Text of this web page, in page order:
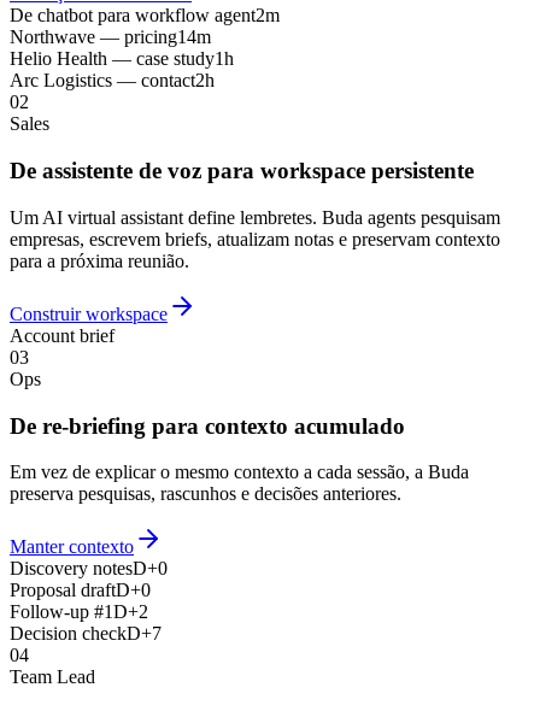
De chatbot para workflow agent2m
Northwave — pricing14m
Helio Health — case study1h
Arc Logistics — contact2h
02
Sales
De assistente de voz para workspace persistente
Um AI virtual assistant define lembretes. Buda agents pesquisam
empresas, escrevem briefs, atualizam notas e preservam contexto
para a próxima reunião.
Construir workspace
Account brief
03
Ops
De re-briefing para contexto acumulado
Em vez de explicar o mesmo contexto a cada sessão, a Buda
preserva pesquisas, rascunhos e decisões anteriores.
Manter contexto
Discovery notesD+0
Proposal draftD+0
Follow-up #1D+2
Decision checkD+7
04
Team Lead